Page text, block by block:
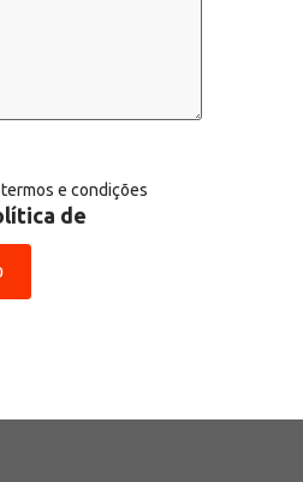
e condições
de